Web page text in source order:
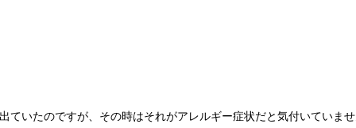
いたのですが、その時はそれがアレルギー症状だと気付いていま